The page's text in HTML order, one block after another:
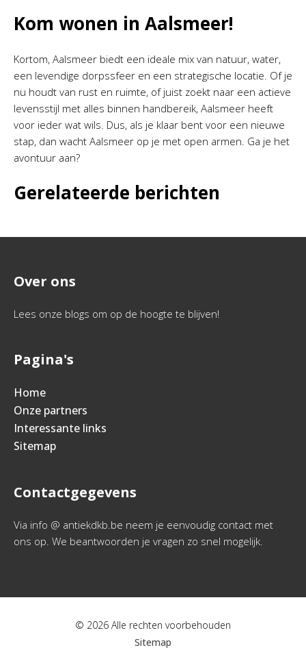
Kom wonen in Aalsmeer!
Kortom, Aalsmeer biedt een ideale mix van natuur, water,
een levendige dorpssfeer en een strategische locatie. Of je
nu houdt van rust en ruimte, of juist zoekt naar een actieve
levensstijl met alles binnen handbereik, Aalsmeer heeft
voor ieder wat wils. Dus, als je klaar bent voor een nieuwe
stap, dan wacht Aalsmeer op je met open armen. Ga je het
avontuur aan?
Gerelateerde berichten
Over ons
Lees onze blogs om op de hoogte te blijven!
Pagina's
Home
Onze partners
Interessante links
Sitemap
Contactgegevens
Via info @ antiekdkb.be neem je eenvoudig contact met
ons op. We beantwoorden je vragen zo snel mogelijk.
© 2026 Alle rechten voorbehouden
Sitemap